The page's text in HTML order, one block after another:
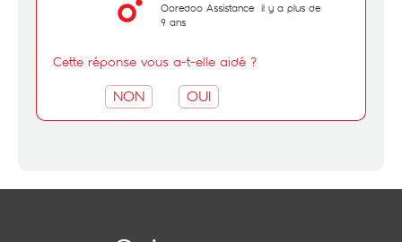
Ooredoo Assistance il y a plus de
9 ans
Cette réponse vous a-t-elle aidé ?
NON OUI